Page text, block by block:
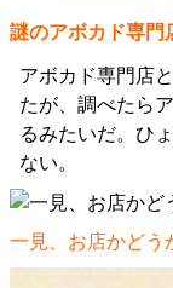
謎のアボカド専門
アボカド専門店
たが、調べたら
るみたいだ。ひ
ない。
一見、お店かどう